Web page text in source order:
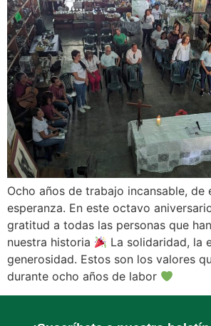
Ocho años de trabajo incansable, de
esperanza. En este octavo
gratitud a todas las personas que
nuestra historia
La solidaridad, la
generosidad. Estos son los valores
durante ocho años de labor